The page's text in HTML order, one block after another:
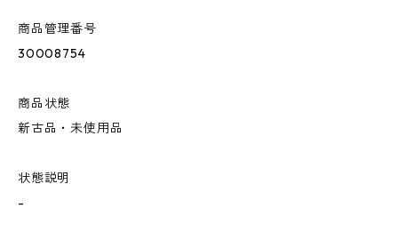
商品管理番号
30008754
商品状態
新古品・未使用品
状態説明
-